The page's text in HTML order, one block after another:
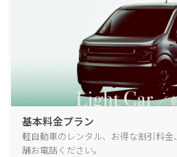
基本料金プラン
軽自動車のレンタル、お得な割引料
舗お電話ください。